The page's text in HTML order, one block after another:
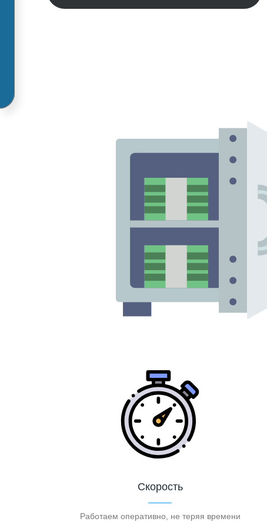
Скорость
Работаем оперативно, не теряя времени